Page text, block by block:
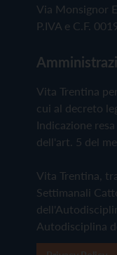
Via Monsignor
P.IVA e C.F.
Vita Trentina
cui al decreto
Indicazione
dell'art. 5 del
Vita Trentina,
Settimanali
Autodisciplina